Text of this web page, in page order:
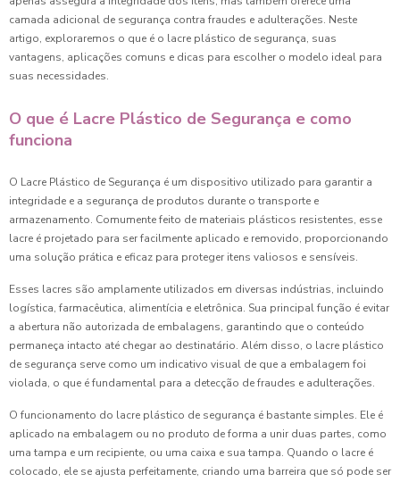
camada adicional de segurança contra fraudes e adulterações. Neste
artigo, exploraremos o que é o lacre plástico de segurança, suas
vantagens, aplicações comuns e dicas para escolher o modelo ideal para
suas necessidades.
O que é Lacre Plástico de Segurança e como
funciona
O Lacre Plástico de Segurança é um dispositivo utilizado para garantir a
integridade e a segurança de produtos durante o transporte e
armazenamento. Comumente feito de materiais plásticos resistentes, esse
lacre é projetado para ser facilmente aplicado e removido, proporcionando
uma solução prática e eficaz para proteger itens valiosos e sensíveis.
Esses lacres são amplamente utilizados em diversas indústrias, incluindo
logística, farmacêutica, alimentícia e eletrônica. Sua principal função é evitar
a abertura não autorizada de embalagens, garantindo que o conteúdo
permaneça intacto até chegar ao destinatário. Além disso, o lacre plástico
de segurança serve como um indicativo visual de que a embalagem foi
violada, o que é fundamental para a detecção de fraudes e adulterações.
O funcionamento do lacre plástico de segurança é bastante simples. Ele é
aplicado na embalagem ou no produto de forma a unir duas partes, como
uma tampa e um recipiente, ou uma caixa e sua tampa. Quando o lacre é
colocado, ele se ajusta perfeitamente, criando uma barreira que só pode ser